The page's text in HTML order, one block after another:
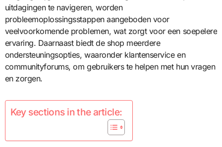
uitdagingen te navigeren, worden
probleemoplossingsstappen aangeboden voor
veelvoorkomende problemen, wat zorgt voor een soepelere
ervaring. Daarnaast biedt de shop meerdere
ondersteuningsopties, waaronder klantenservice en
communityforums, om gebruikers te helpen met hun vragen
en zorgen.
Key sections in the article: